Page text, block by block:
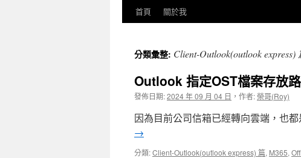
首頁 關於我
分類彙整: Client-Outlook(outlook express)
Outlook 指定OST檔案存放
發佈日期:2024 年 09 月 04 日 ， 作者:榮哥(Roy)
因為目前公司信箱已經轉向雲端，也
→
分類:Client-Outlook(outlook express) 篇, M365,